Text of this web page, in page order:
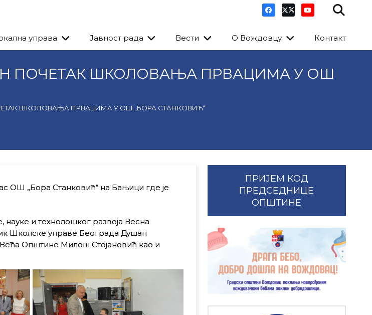
управа Јавност рада Вести О Вождовцу Контакт
ПОЧЕТАК ШКОЛОВАЊА ПРВАЦИМА У ОШ
ШКОЛОВАЊА ПРВАЦИМА У ОШ „БОРА СТАНКОВИЋ“
ОШ „Бора Станковић“ на Бањици где је
и технолошког развоја Весна
Школске управе Београда Душан
Општине Милош Стојановић као и
ПРИЈЕМ КОД
ПРЕДСЕДНИЦЕ
ОПШТИНЕ